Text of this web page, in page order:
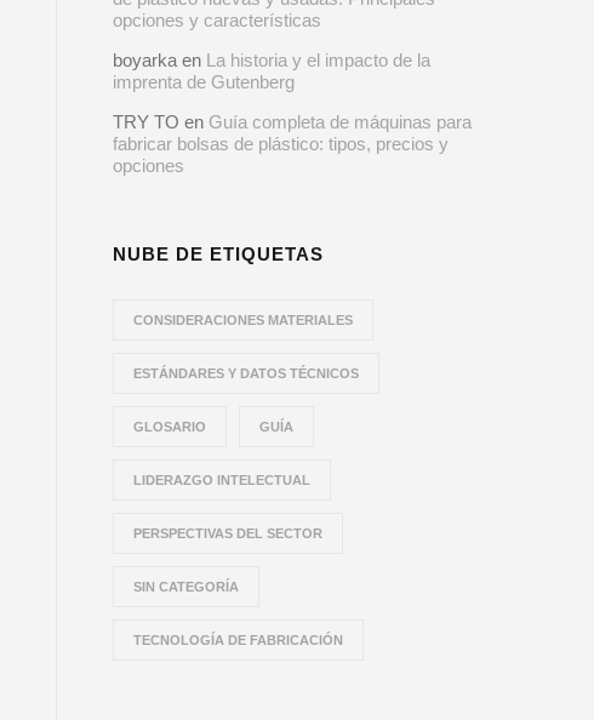
opciones y características
boyarka en La historia y el impacto de la
imprenta de Gutenberg
TRY TO en Guía completa de máquinas para
fabricar bolsas de plástico: tipos, precios y
opciones
NUBE DE ETIQUETAS
CONSIDERACIONES MATERIALES
ESTÁNDARES Y DATOS TÉCNICOS
GLOSARIO GUÍA
LIDERAZGO INTELECTUAL
PERSPECTIVAS DEL SECTOR
SIN CATEGORÍA
TECNOLOGÍA DE FABRICACIÓN